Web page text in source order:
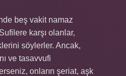
beş vakit namaz
karşı olanlar,
söylerler. Ancak,
ve tasavvufi
onların şeriat, aşk